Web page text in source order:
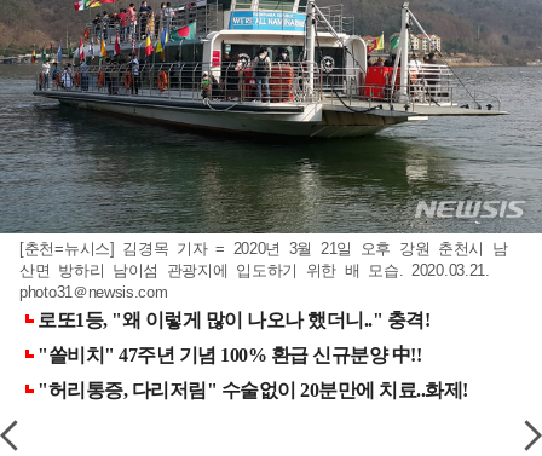
[춘천=뉴시스] 김경목 기자 = 2020년 3월 21일 오후 강원 춘천시 남
산면 방하리 남이섬 관광지에 입도하기 위한 배 모습. 2020.03.21.
photo31＠newsis.com